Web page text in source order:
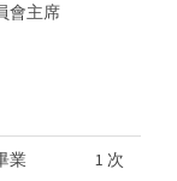
會主席
業
1 次